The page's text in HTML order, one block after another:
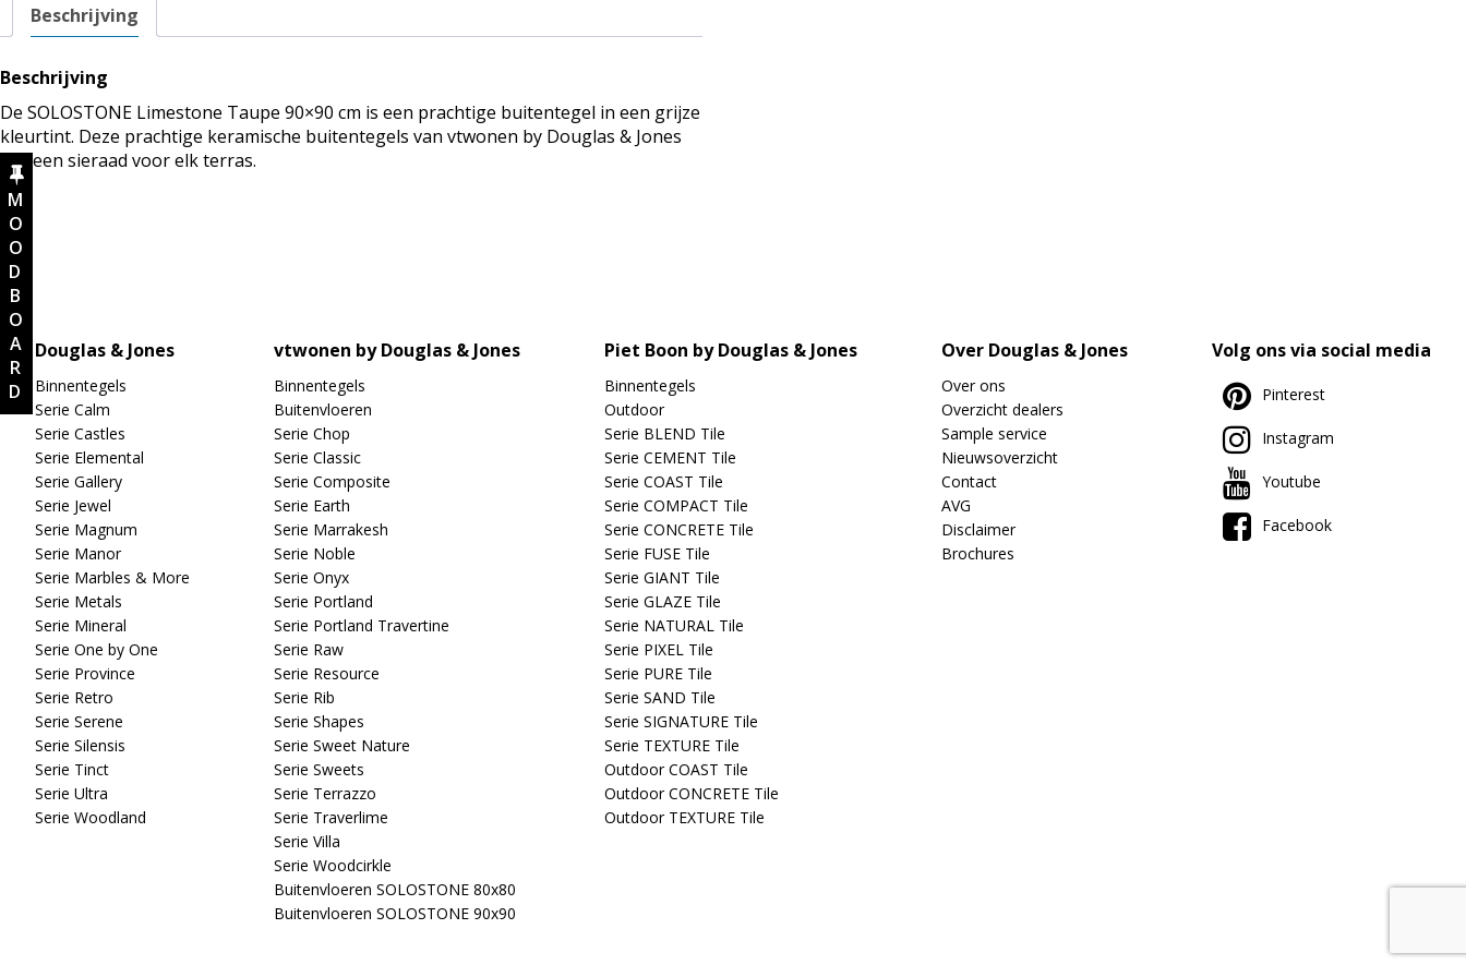
Beschrijving
Beschrijving
De SOLOSTONE Limestone Taupe 90×90 cm is een prachtige buitentegel in een grijze
kleurtint. Deze prachtige keramische buitentegels van vtwonen by Douglas & Jones
zijn een sieraad voor elk terras.
Douglas & Jones
Binnentegels
Serie Calm
Serie Castles
Serie Elemental
Serie Gallery
Serie Jewel
Serie Magnum
Serie Manor
Serie Marbles & More
Serie Metals
Serie Mineral
Serie One by One
Serie Province
Serie Retro
Serie Serene
Serie Silensis
Serie Tinct
Serie Ultra
Serie Woodland
vtwonen by Douglas & Jones
Binnentegels
Buitenvloeren
Serie Chop
Serie Classic
Serie Composite
Serie Earth
Serie Marrakesh
Serie Noble
Serie Onyx
Serie Portland
Serie Portland Travertine
Serie Raw
Serie Resource
Serie Rib
Serie Shapes
Serie Sweet Nature
Serie Sweets
Serie Terrazzo
Serie Traverlime
Serie Villa
Serie Woodcirkle
Buitenvloeren SOLOSTONE 80x80
Buitenvloeren SOLOSTONE 90x90
Piet Boon by Douglas & Jones
Binnentegels
Outdoor
Serie BLEND Tile
Serie CEMENT Tile
Serie COAST Tile
Serie COMPACT Tile
Serie CONCRETE Tile
Serie FUSE Tile
Serie GIANT Tile
Serie GLAZE Tile
Serie NATURAL Tile
Serie PIXEL Tile
Serie PURE Tile
Serie SAND Tile
Serie SIGNATURE Tile
Serie TEXTURE Tile
Outdoor COAST Tile
Outdoor CONCRETE Tile
Outdoor TEXTURE Tile
Over Douglas & Jones
Over ons
Overzicht dealers
Sample service
Nieuwsoverzicht
Contact
AVG
Disclaimer
Brochures
Volg ons via social media
Pinterest
Instagram
Youtube
Facebook
MOODBOARD